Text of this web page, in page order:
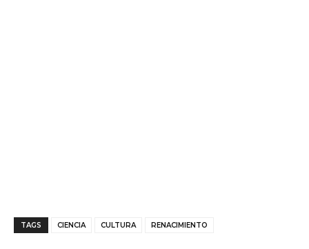
TAGS CIENCIA CULTURA RENACIMIENTO